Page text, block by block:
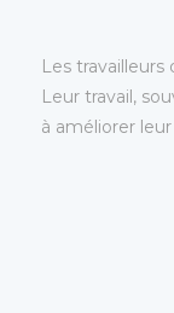
Les
Leur travail,
à améliorer